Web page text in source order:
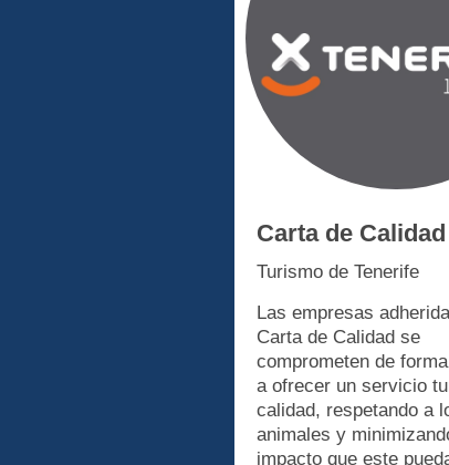
Carta de Calidad
Turismo de Tenerife
Las empresas
Carta de Calidad se
comprometen de
a ofrecer un servicio
calidad, respetando a
animales y
impacto que este